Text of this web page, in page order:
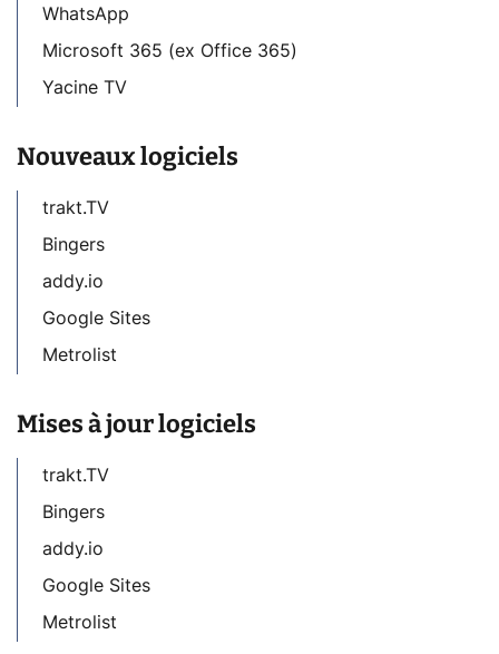
WhatsApp
Microsoft 365 (ex Office 365)
Yacine TV
Nouveaux logiciels
trakt.TV
Bingers
addy.io
Google Sites
Metrolist
Mises à jour logiciels
trakt.TV
Bingers
addy.io
Google Sites
Metrolist